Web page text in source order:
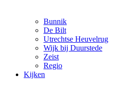
Bunnik
De Bilt
Utrechtse Heuvelrug
Wijk bij Duurstede
Zeist
Regio
Kijken